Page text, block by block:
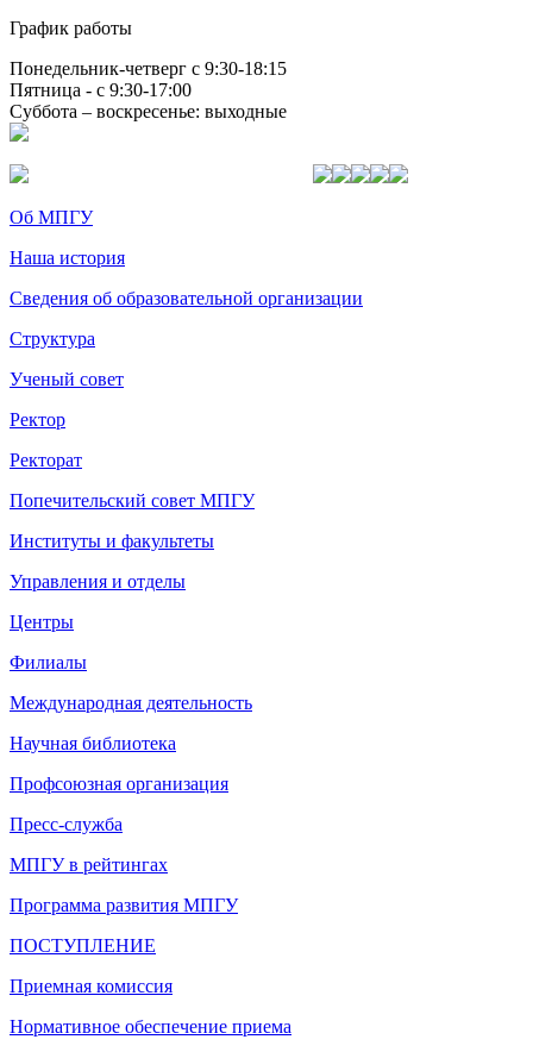
График работы
Понедельник-четверг с 9:30-18:15
Пятница - с 9:30-17:00
Суббота – воскресенье: выходные
Об МПГУ
Наша история
Сведения об образовательной организации
Структура
Ученый совет
Ректор
Ректорат
Попечительский совет МПГУ
Институты и факультеты
Управления и отделы
Центры
Филиалы
Международная деятельность
Научная библиотека
Профсоюзная организация
Пресс-служба
МПГУ в рейтингах
Программа развития МПГУ
ПОСТУПЛЕНИЕ
Приемная комиссия
Нормативное обеспечение приема